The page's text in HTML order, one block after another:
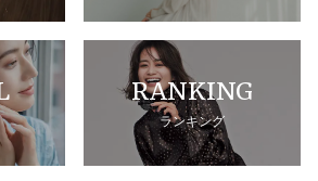
RANKING
ランキング